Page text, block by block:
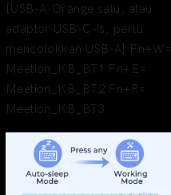
[USB-A-Orange satu, atau
adaptor USB-C-is, perlu
mencolokkan USB-A] Fn+W=
Meetion_KB_BT1 Fn+E=
Meetion_KB_BT2 Fn+R=
Meetion_KB_BT3